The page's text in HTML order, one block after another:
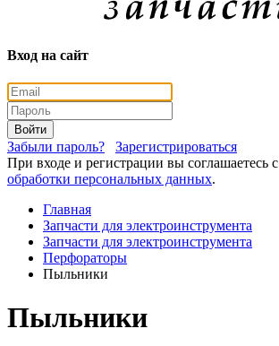
Вход на сайт
Войти
Забыли пароль?
Зарегистрироваться
При входе и регистрации вы соглашаетесь с
обработки персональных данных.
Главная
Запчасти для электроинструмента
Запчасти для электроинструмента
Перфораторы
Пыльники
Пыльники